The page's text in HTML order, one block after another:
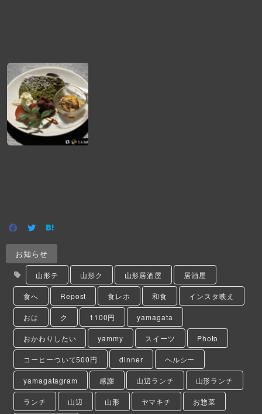
お知らせ
山形テ 山形ク 山形居酒屋 居酒屋
食へ Repost 食レホ 和食 インスタ映え
おは ク 1100円 yamagata
おかわりしたい yammy スイーツ Photo
コーヒーついて500円 dinner ヘルシー
yamagatagram 感謝 山辺ランチ 山形ランチ
ランチ 山辺 山形 ヤマキチ お惣菜